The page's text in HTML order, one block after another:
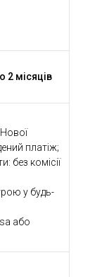
2 місяців
Нової
платіж;
без комісії
у будь-
або